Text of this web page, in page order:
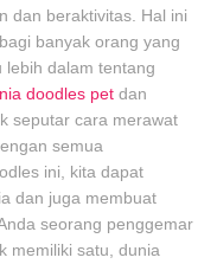
dan beraktivitas. Hal ini
banyak orang yang
lebih dalam tentang
doodles pet dan
seputar cara merawat
semua
ini, kita dapat
dan juga membuat
seorang penggemar
memiliki satu, dunia